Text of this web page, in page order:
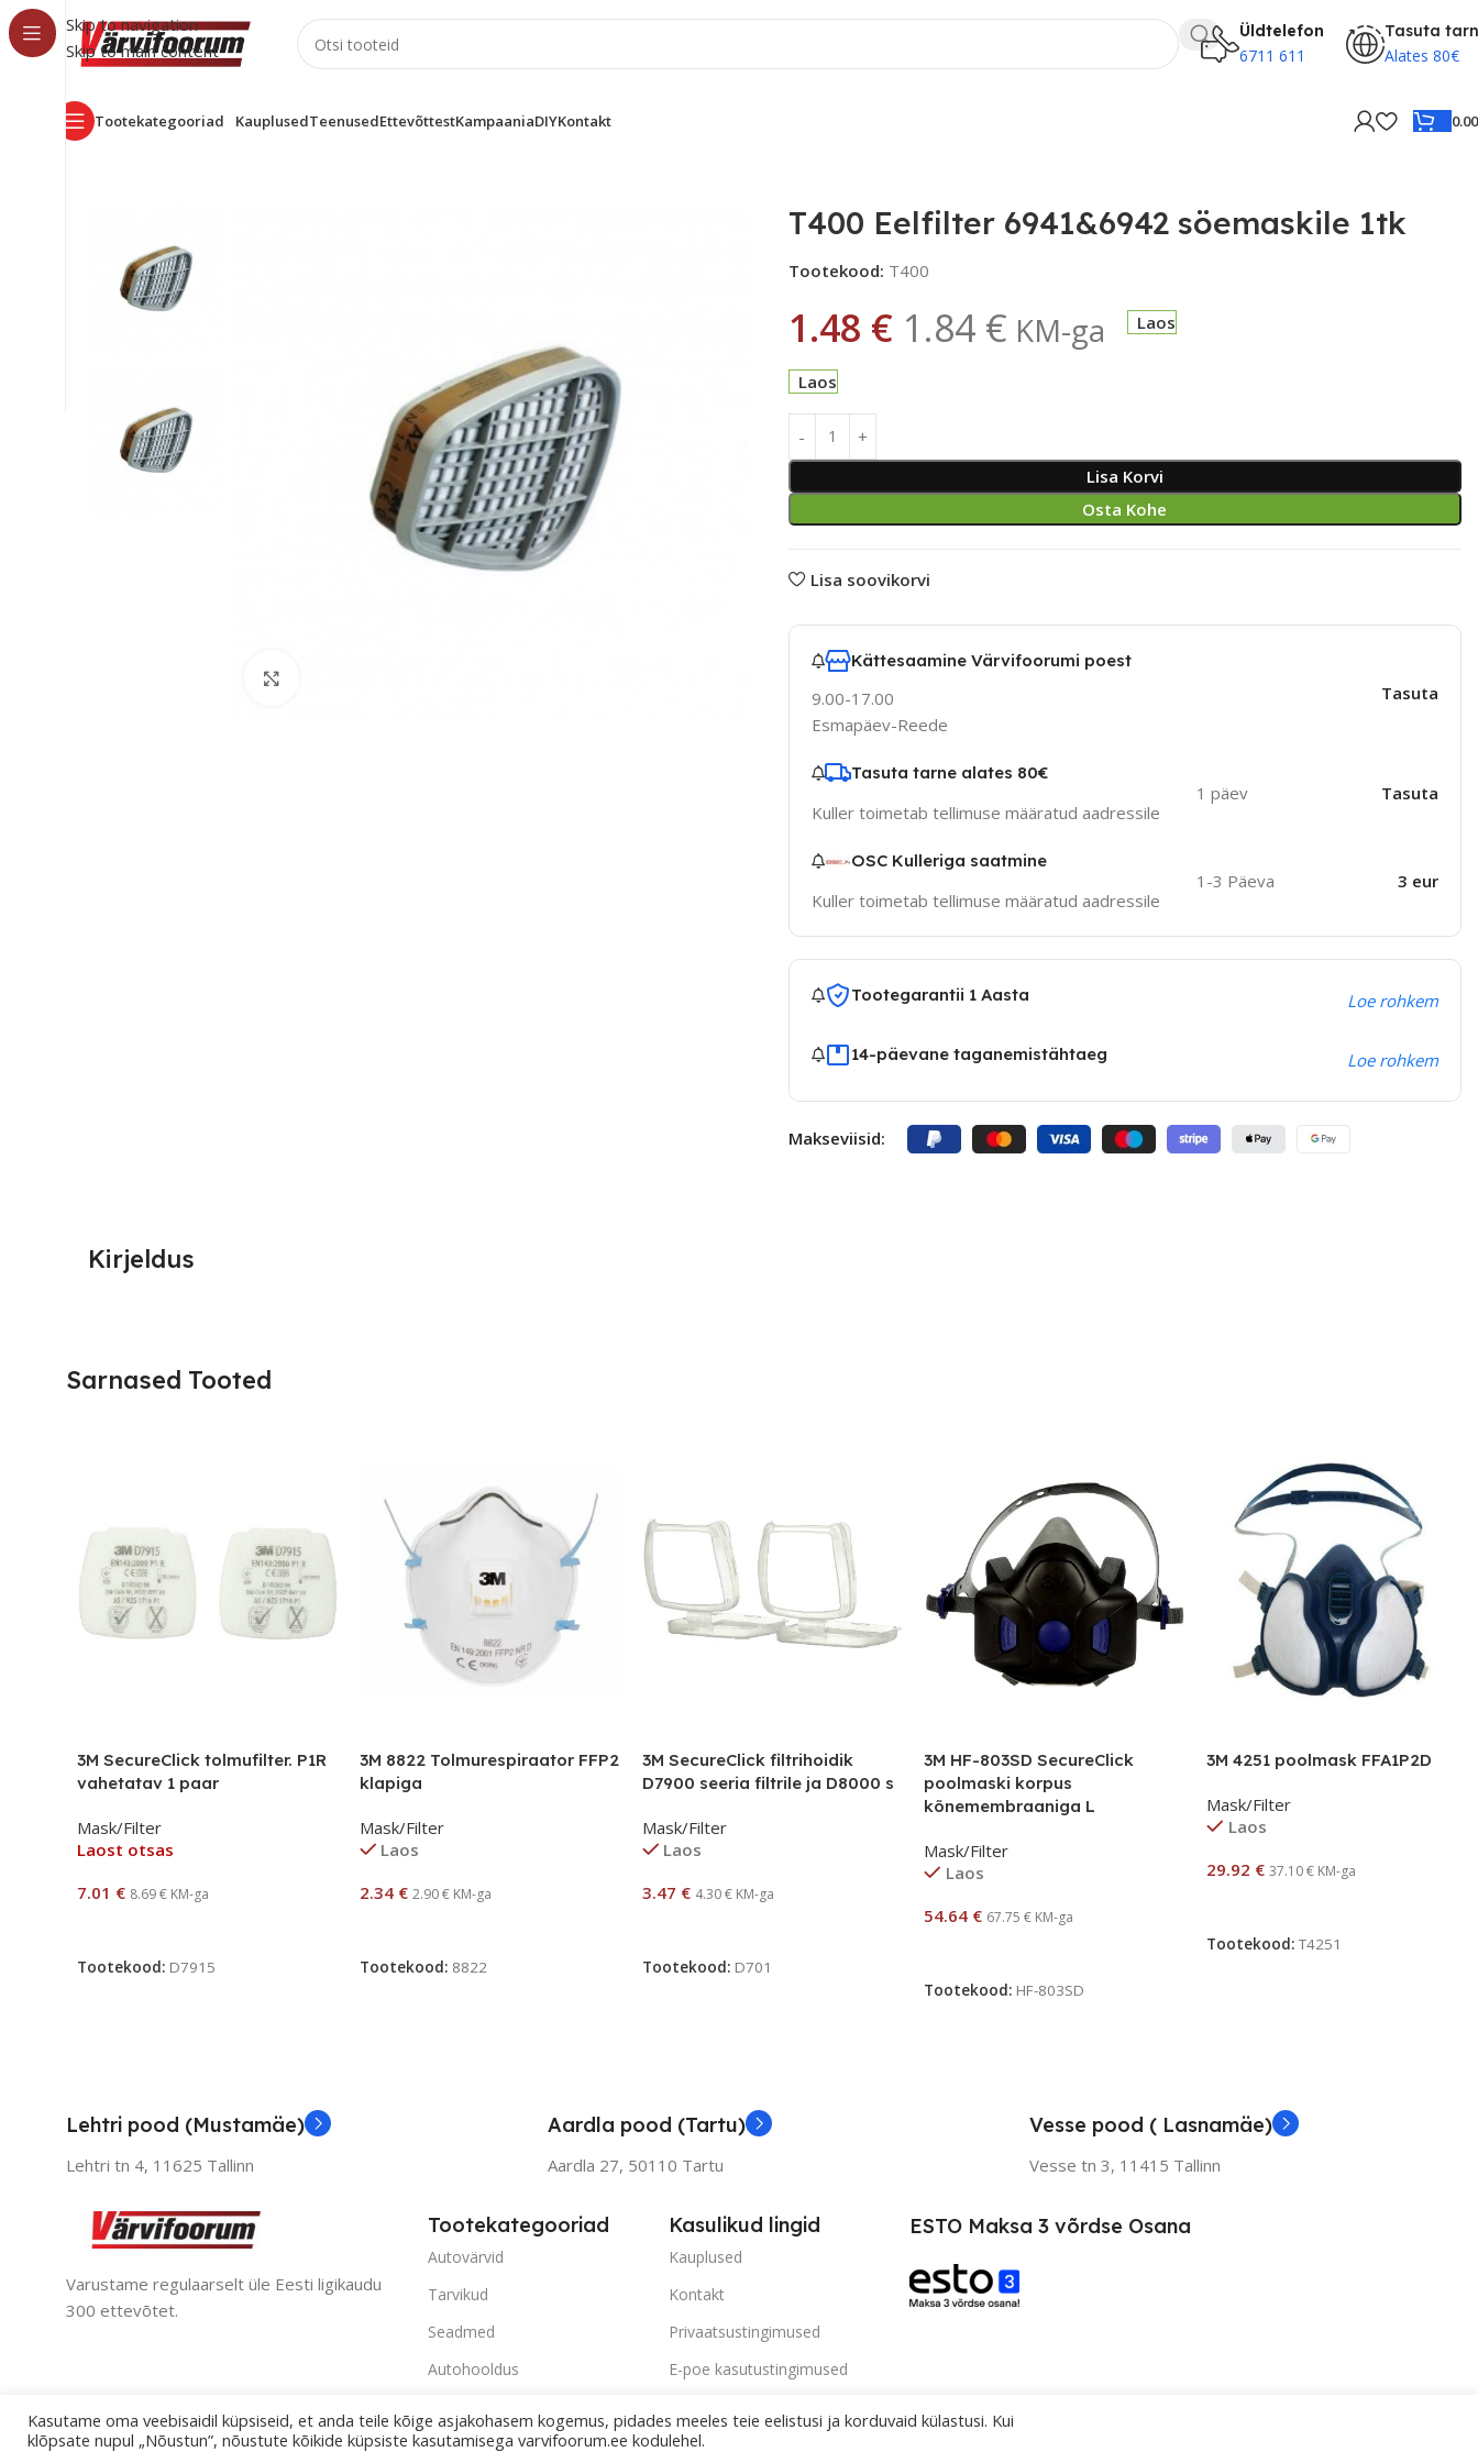
Skip to navigation
Skip to main content
Üldtelefon
6711 611
Tasuta
Alates 80€
Tootekategooriad KauplusedTeenusedEttevõttestKampaaniaDIYKontakt
Esileht
T400 Eelfilter 6941&6942 söemaskile 1tk
Tootekood: T400
1.48 € 1.84 € KM-ga Laos
Laos
Lisa Korvi
Osta Kohe
Lisa soovikorvi
Kättesaamine Värvifoorumi poest
9.00-17.00
Esmapäev-Reede
Tasuta
Tasuta tarne alates 80€
Kuller toimetab tellimuse määratud aadressile
1 päev Tasuta
OSC Kulleriga saatmine
Kuller toimetab tellimuse määratud aadressile
1-3 Päeva 3 eur
Tootegarantii 1 Aasta Loe rohkem
14-päevane taganemistähtaeg Loe rohkem
Makseviisid:
Kirjeldus
Sarnased Tooted
3M SecureClick tolmufilter. P1R
vahetatav 1 paar
Mask/Filter
Laost otsas
7.01 € 8.69€ KM-ga
Tootekood: D7915
3M 8822 Tolmurespiraator FFP2
klapiga
Mask/Filter
Laos
2.34 € 2.90€KM-ga
Tootekood: 8822
3M SecureClick filtrihoidik
D7900 seeria filtrile ja D8000 s
Mask/Filter
Laos
3.47 € 4.30€KM-ga
Tootekood: D701
3M HF-803SD SecureClick
poolmaski korpus
kõnemembraaniga L
Mask/Filter
Laos
54.64 € 67.75€ KM-ga
Tootekood: HF-803SD
3M 4251 poolmask FFA1P2D
Mask/Filter
Laos
29.92 € 37.10€ KM-ga
Tootekood:T4251
Lehtri pood (Mustamäe)
Lehtri tn 4, 11625 Tallinn
Aardla pood (Tartu)
Aardla 27, 50110 Tartu
Vesse pood ( Lasnamäe)
Vesse tn 3, 11415 Tallinn
Varustame regulaarselt üle Eesti ligikaudu
300 ettevõtet.
Tootekategooriad
Autovärvid
Tarvikud
Seadmed
Autohooldus
Kasulikud lingid
Kauplused
Kontakt
Privaatsustingimused
E-poe kasutustingimused
Taastamine - vaata SIIT
ESTO Maksa 3 võrdse Osana
Kasutame oma veebisaidil küpsiseid, et anda teile kõige asjakohasem kogemus, pidades meeles teie eelistusi ja korduvaid külastusi. Kui
klõpsate nupul „Nõustun”, nõustute kõikide küpsiste kasutamisega varvifoorum.ee kodulehel.